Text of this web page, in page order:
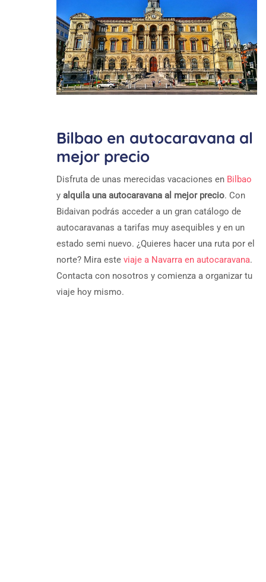
Bilbao en autocaravana al
mejor precio
Disfruta de unas merecidas vacaciones en Bilbao
y alquila una autocaravana al mejor precio. Con
Bidaivan podrás acceder a un gran catálogo de
autocaravanas a tarifas muy asequibles y en un
estado semi nuevo. ¿Quieres hacer una ruta por el
norte? Mira este viaje a Navarra en autocaravana.
Contacta con nosotros y comienza a organizar tu
viaje hoy mismo.